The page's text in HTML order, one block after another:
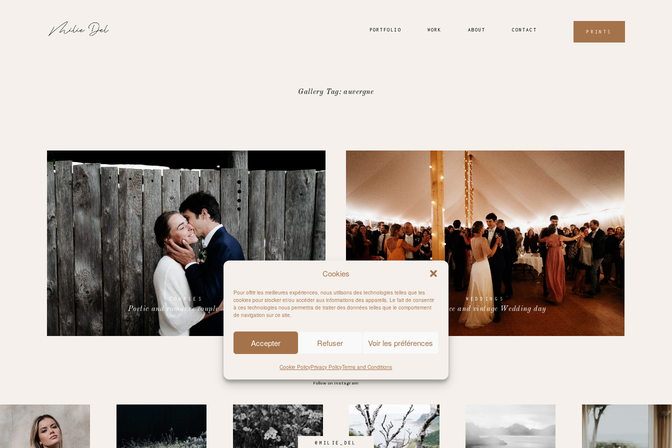
Cookies
Pour offrir les meilleures expériences, nous utilisons des technologies telles que les
cookies pour stocker et/ou accéder aux informations des appareils. Le fait de consentir
à ces technologies nous permettra de traiter des données telles que le comportement
de navigation sur ce site.
Accepter Refuser Voir les préférences
Cookie PolicyPrivacy PolicyTerms and Conditions
PORTFOLIO WORK ABOUT CONTACT PRINTS
Gallery Tag: auvergne
COUPLES
Poetic and romance couple session
WEDDINGS
Romance and vintage Wedding day
Follow on Instagram
@MILIE_DEL